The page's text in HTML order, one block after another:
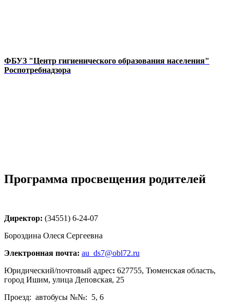
ФБУЗ "Центр гигиенического образования населения"
Роспотребнадзора
Программа просвещения родителей
Директор: (34551) 6-24-07
Бороздина Олеся Сергеевна
Электронная почта: au_ds7@obl72.ru
Юридический/почтовый адрес: 627755, Тюменская область,
город Ишим, улица Деповская, 25
Проезд: автобусы №№: 5, 6